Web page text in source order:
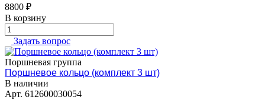
8800 ₽
В корзину
Задать вопрос
Поршневая группа
Поршневое кольцо (комплект 3 шт)
В наличии
Арт. 612600030054